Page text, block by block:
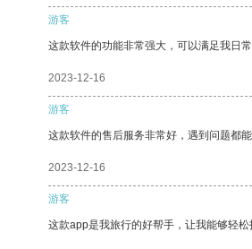
游客
这款软件的功能非常强大，可以满足我日常
2023-12-16
游客
这款软件的售后服务非常好，遇到问题都能
2023-12-16
游客
这款app是我旅行的好帮手，让我能够轻松